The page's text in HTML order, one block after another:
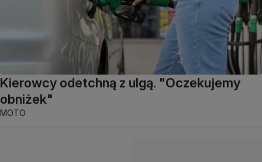
Kierowcy odetchną z ulgą. "Oczekujemy
obniżek"
MOTO